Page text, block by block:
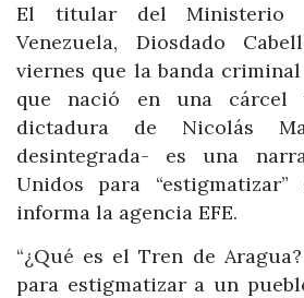
El titular del Ministerio
Venezuela, Diosdado
viernes que la banda
que nació en una cárcel
dictadura de Nicolás
desintegrada- es una
Unidos para
informa la agencia EFE.
“¿Qué es el Tren de
para estigmatizar a un